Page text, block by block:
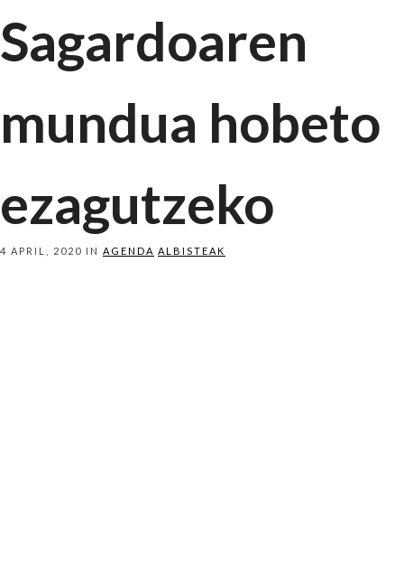
Sagardoaren
mundua hobeto
ezagutzeko
4 APRIL, 2020 IN AGENDA ALBISTEAK